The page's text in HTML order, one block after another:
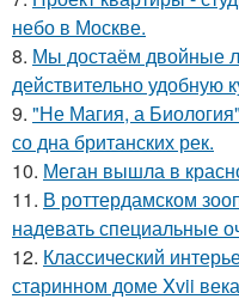
небо в Москве.
8. Мы достаём двойные
действительно удобную
9. "Не Магия, а
со дна британских рек.
10. Меган вышла в
11. В роттердамском
надевать специальные
12. Классический
старинном доме Xvii